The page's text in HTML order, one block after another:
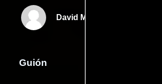
David Mamet
Guión